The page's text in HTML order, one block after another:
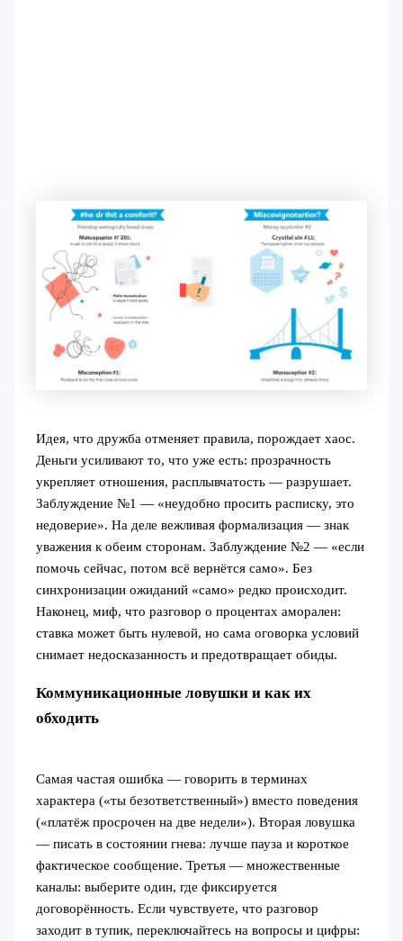
Идея, что дружба отменяет правила, порождает хаос.
Деньги усиливают то, что уже есть: прозрачность
укрепляет отношения, расплывчатость — разрушает.
Заблуждение №1 — «неудобно просить расписку, это
недоверие». На деле вежливая формализация — знак
уважения к обеим сторонам. Заблуждение №2 — «если
помочь сейчас, потом всё вернётся само». Без
синхронизации ожиданий «само» редко происходит.
Наконец, миф, что разговор о процентах аморален:
ставка может быть нулевой, но сама оговорка условий
снимает недосказанность и предотвращает обиды.
Коммуникационные ловушки и как их
обходить
Самая частая ошибка — говорить в терминах
характера («ты безответственный») вместо поведения
(«платёж просрочен на две недели»). Вторая ловушка
— писать в состоянии гнева: лучше пауза и короткое
фактическое сообщение. Третья — множественные
каналы: выберите один, где фиксируется
договорённость. Если чувствуете, что разговор
заходит в тупик, переключайтесь на вопросы и цифры: